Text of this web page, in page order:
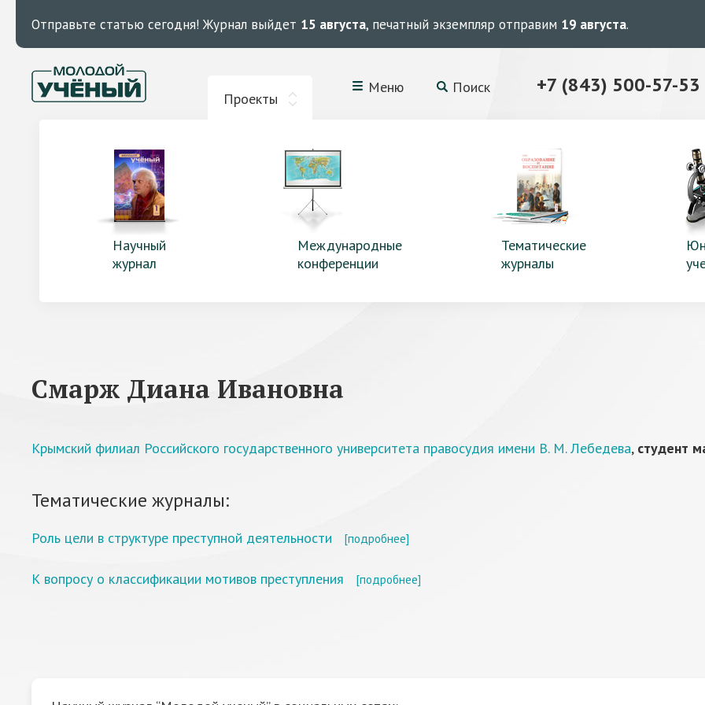
Отправьте статью сегодня! Журнал выйдет 15 августа, печатный экземпляр отправим 19 августа.
Проекты
Меню Поиск +7 (843) 500-57-53
Научный
журнал
Международные
конференции
Тематические
журналы
Смарж Диана Ивановна
Крымский филиал Российского государственного университета правосудия имени В. М. Лебедева, студент
Тематические журналы:
Роль цели в структуре преступной деятельности [подробнее]
К вопросу о классификации мотивов преступления [подробнее]